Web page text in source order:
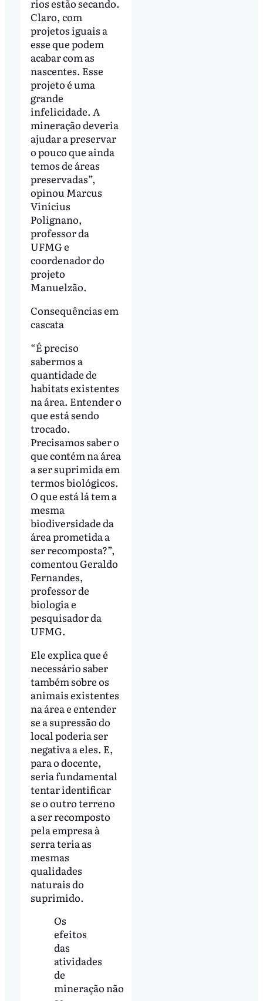
rios estão secando.
Claro, com
projetos iguais a
esse que podem
acabar com as
nascentes. Esse
projeto é uma
grande
infelicidade. A
mineração deveria
ajudar a preservar
o pouco que ainda
temos de áreas
preservadas”,
opinou Marcus
Vinícius
Polignano,
professor da
UFMG e
coordenador do
projeto
Manuelzão.
Consequências em
cascata
“É preciso
sabermos a
quantidade de
habitats existentes
na área. Entender o
que está sendo
trocado.
Precisamos saber o
que contém na área
a ser suprimida em
termos biológicos.
O que está lá tem a
mesma
biodiversidade da
área prometida a
ser recomposta?”,
comentou Geraldo
Fernandes,
professor de
biologia e
pesquisador da
UFMG.
Ele explica que é
necessário saber
também sobre os
animais existentes
na área e entender
se a supressão do
local poderia ser
negativa a eles. E,
para o docente,
seria fundamental
tentar identificar
se o outro terreno
a ser recomposto
pela empresa à
serra teria as
mesmas
qualidades
naturais do
suprimido.
Os
efeitos
das
atividades
de
mineração não